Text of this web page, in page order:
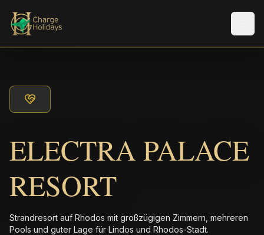
ELECTRA PALACE
RESORT
Strandresort auf Rhodos mit großzügigen Zimmern, mehreren
Pools und guter Lage für Lindos und Rhodos-Stadt.